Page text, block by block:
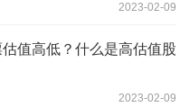
2023-02-09
值高低？什么是高估值股
2023-02-09